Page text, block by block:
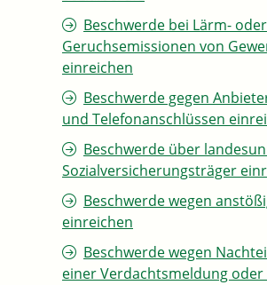
Beschwerde bei Lärm- oder
Geruchsemissionen von
einreichen
Beschwerde gegen
und Telefonanschlüssen
Beschwerde über
Sozialversicherungsträger
Beschwerde wegen
einreichen
Beschwerde wegen
einer Verdachtsmeldung